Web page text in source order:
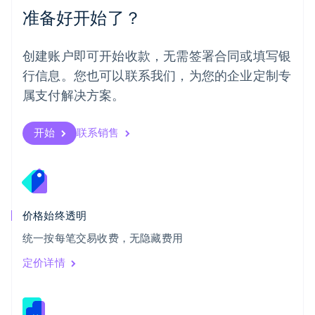
准备好开始了？
创建账户即可开始收款，无需签署合同或填写银
行信息。您也可以联系我们，为您的企业定制专
属支付解决方案。
开始 联系销售
价格始终透明
统一按每笔交易收费，无隐藏费用
定价详情
日本
日本語English
SvenskaEnglish
瑞士
DeutschFrançais ItalianoEnglish
塞浦路斯
斯洛伐克
English
English
泰国
ไทย
希腊
English
西班牙
Español
新加坡
新西兰